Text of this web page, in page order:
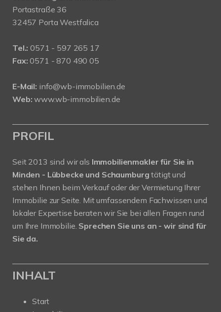
Portastraße 36
32457 Porta Westfalica
Tel.: 0571 - 597 265 17
Fax: 0571 - 870 490 05
E-Mail: info@wb-immobilien.de
Web: www.wb-immobilien.de
PROFIL
Seit 2013 sind wir als Immobilienmakler für Sie in
Minden - Lübbecke und Schaumburgtätigt und
stehen Ihnen beim Verkauf oder der Vermietung Ihrer
Immobilie zur Seite. Mit umfassendem Fachwissen und
lokaler Expertise beraten wir Sie bei allen Fragen rund
um Ihre Immobilie. Sprechen Sie uns an - wir sind für
Sie da.
INHALT
Start